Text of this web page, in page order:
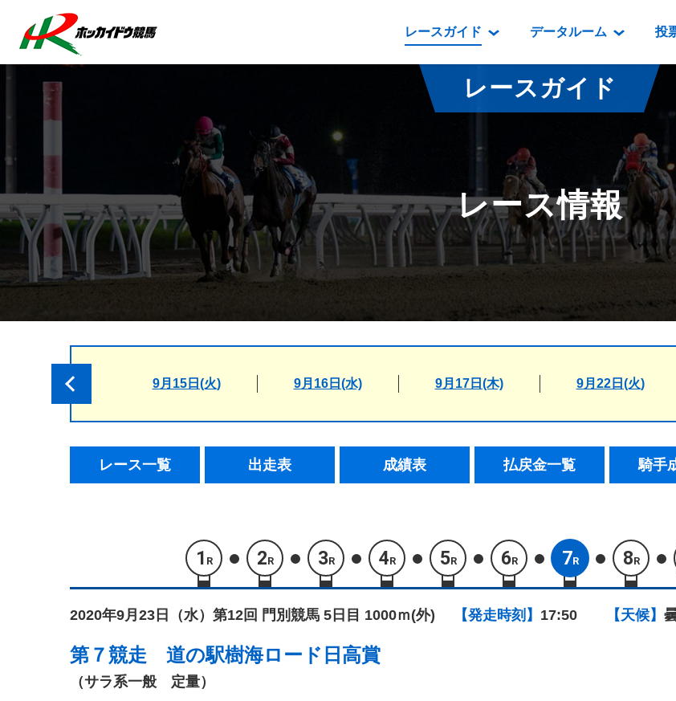
レースガイド
レース情報
払戻金一覧
騎手成績表
馬番成績表
オッズ
データルーム
データルーム
騎手・調教師紹介
坂路調教映像
遠征馬情報
番組編成要領
映像コンテンツ
重賞競走VTR
重賞競走参考
レースダイ
新馬ダイジ
投
門別競馬
門別競馬
とね
いず
ルン
勝馬
レースガイド
レース情報
9月15日(火) 9月16日(水) 9月17日(木) 9月22日(火)
レース一覧 出走表 成績表 払戻金一覧 騎手
1 R 2R 3R 4R 5R 6R 7R 8R
2020年9月23日（水） 第12回 門別競馬 5日目 1000ｍ(外) 【発走時刻】 17:50 【天候】
第７競走 道の駅樹海ロード日高賞
（サラ系一般 定量）